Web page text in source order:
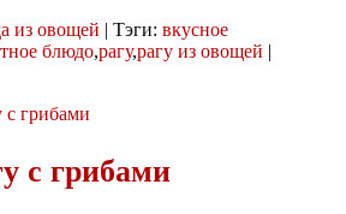
из овощей | Тэги: вкусное
блюдо,рагу,рагу из овощей |
с грибами